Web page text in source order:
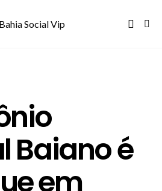
Baiano é
em